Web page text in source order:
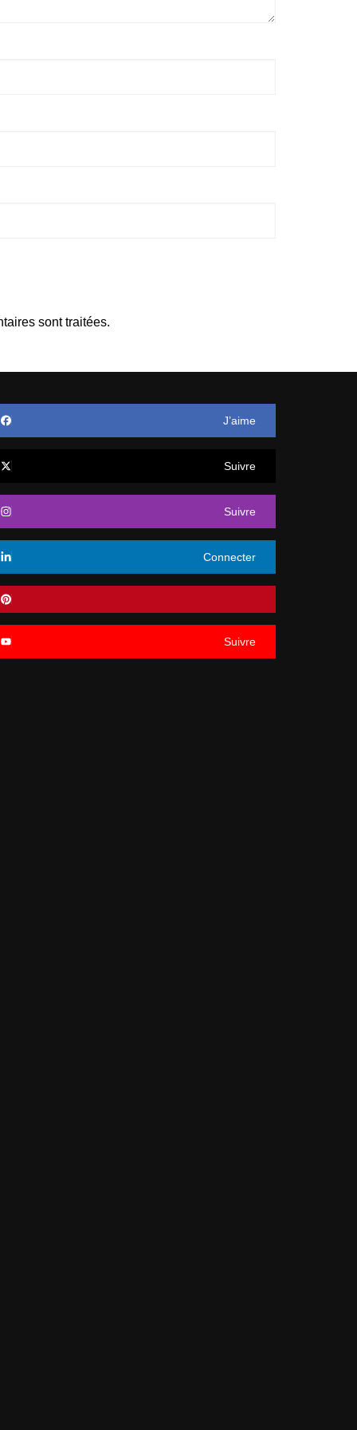
sont traitées.
J’aime
Suivre
Suivre
Connecter
Suivre